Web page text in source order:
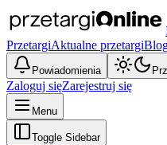
PrzetargiAktualne przetargi
Powiadomienia
Zaloguj sięZarejestruj się
Menu
Toggle Sidebar